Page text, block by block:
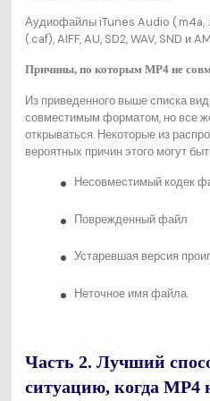
Аудиофайлы iTunes Audio (.m4a,
(.caf), AIFF, AU, SD2, WAV, SND и
Причины, по которым MP4 не
Из приведенного выше списка
совместимым форматом, но все
открываться. Некоторые из
вероятных причин этого могут
Несовместимый кодек
Поврежденный файл
Устаревшая версия
Неточное имя файла.
Часть 2. Лучший
ситуацию, когда MP4